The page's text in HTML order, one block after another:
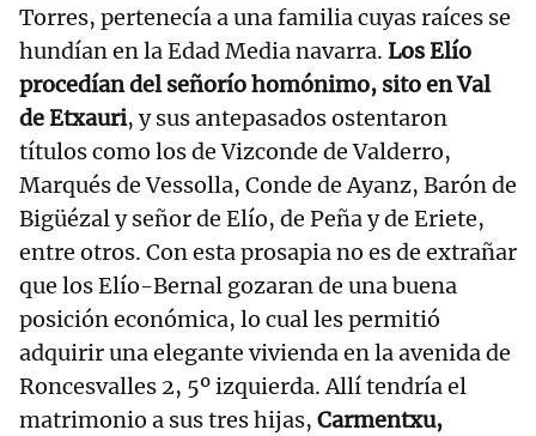
Torres, pertenecía a una familia cuyas raíces se
hundían en la Edad Media navarra. Los Elío
procedían del señorío homónimo, sito en Val
de Etxauri, y sus antepasados ostentaron
títulos como los de Vizconde de Valderro,
Marqués de Vessolla, Conde de Ayanz, Barón de
Bigüézal y señor de Elío, de Peña y de Eriete,
entre otros. Con esta prosapia no es de extrañar
que los Elío-Bernal gozaran de una buena
posición económica, lo cual les permitió
adquirir una elegante vivienda en la avenida de
Roncesvalles 2, 5º izquierda. Allí tendría el
matrimonio a sus tres hijas, Carmentxu,